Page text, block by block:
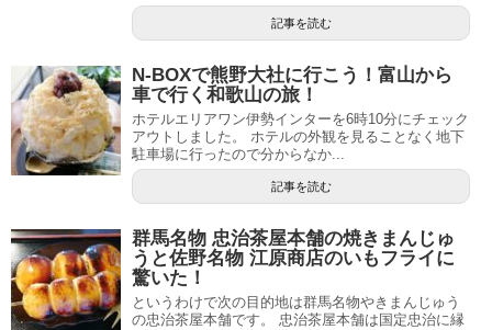
記事を読む
N-BOXで熊野大社に行こう！富山から
車で行く和歌山の旅！
ホテルエリアワン伊勢インターを6時10分にチェック
アウトしました。 ホテルの外観を見ることなく地下
駐車場に行ったので分からなか...
記事を読む
群馬名物 忠治茶屋本舗の焼きまんじゅ
うと佐野名物 江原商店のいもフライに
驚いた！
というわけで次の目的地は群馬名物やきまんじゅう
の忠治茶屋本舗です。 忠治茶屋本舗は国定忠治に縁